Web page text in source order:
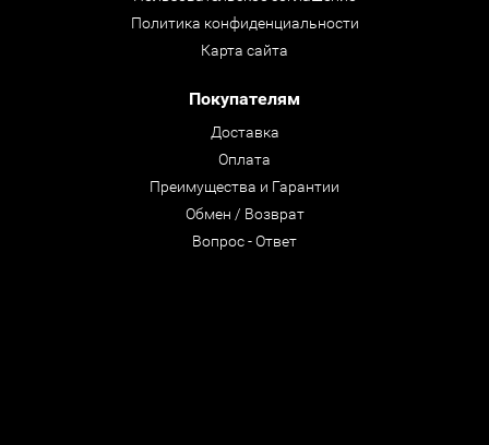
Политика конфиденциальности
Карта сайта
Покупателям
Доставка
Оплата
Преимущества и Гарантии
Обмен / Возврат
Вопрос - Ответ